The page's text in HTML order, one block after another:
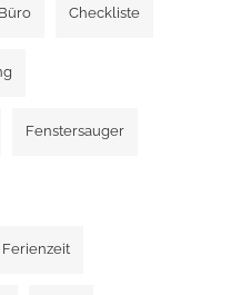
Büro Checkliste
Fenstersauger